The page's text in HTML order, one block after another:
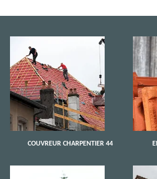
COUVREUR CHARPENTIER 44